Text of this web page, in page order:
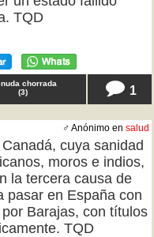
TQD
chorrada
(3) 1
♂ Anónimo en salud
cuya sanidad
moros e indios,
la tercera causa de
pasar en España con
Barajas, con títulos
TQD